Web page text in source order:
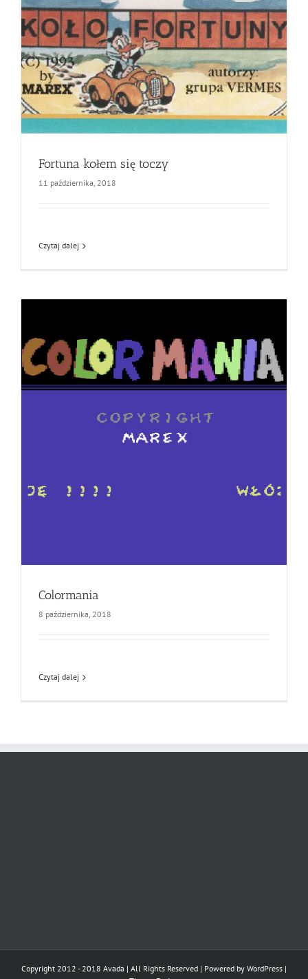
Fortuna kołem się toczy
11 października, 2018
Czytaj dalej
Colormania
8 października, 2018
Czytaj dalej
Copyright 2012 - 2018 Avada | All Rights Reserved | Powered by WordPress |